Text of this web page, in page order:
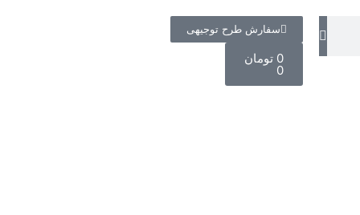
سفارش طرح توجیهی
0 تومان
0